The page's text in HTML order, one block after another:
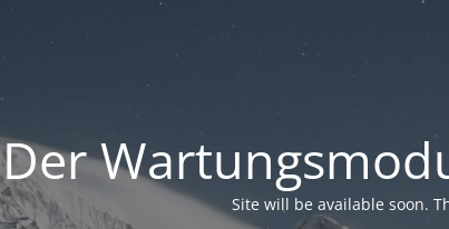
Der
Site will be available soon.